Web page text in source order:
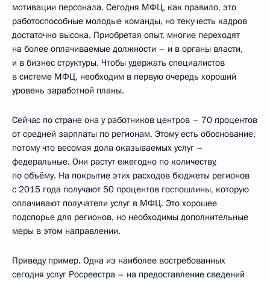
мотивации персонала. Сегодня МФЦ, как правило, это
работоспособные молодые команды, но текучесть кадров
достаточно высока. Приобретая опыт, многие переходят
на более оплачиваемые должности – и в органы власти,
и в бизнес структуры. Чтобы удержать специалистов
в системе МФЦ, необходим в первую очередь хороший
уровень заработной планы.
Сейчас по стране она у работников центров – 70 процентов
от средней зарплаты по регионам. Этому есть обоснование,
потому что весомая дола оказываемых услуг –
федеральные. Они растут ежегодно по количеству,
по объёму. На покрытие этих расходов бюджеты регионов
с 2015 года получают 50 процентов госпошлины, которую
оплачивают получатели услуг в МФЦ. Это хорошее
подспорье для регионов, но необходимы дополнительные
меры в этом направлении.
Приведу пример. Одна из наиболее востребованных
сегодня услуг Росреестра – на предоставление сведений